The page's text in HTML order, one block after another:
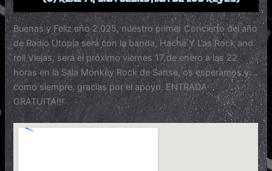
Buenas y Feliz año 2.025, nuestro primer Concierto del año
de Radio Utopía será con la banda, Hache Y Las Rock and
roll Viejas, será el próximo viernes 17 de enero a las 22
horas en la Sala Monkey Rock de Sanse, os esperamos y….
como siempre, gracias por el apoyo. ENTRADA
GRATUITA!!!